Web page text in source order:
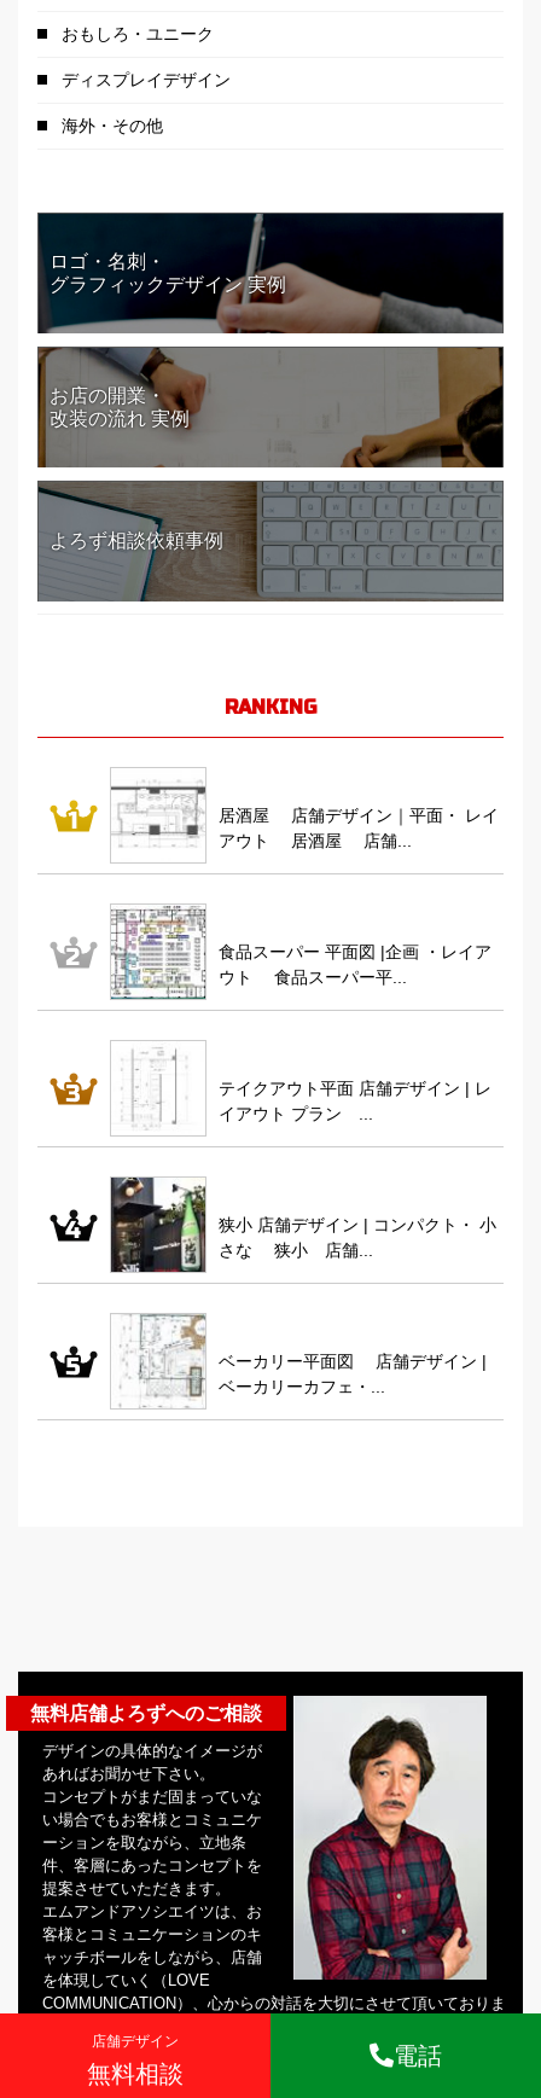
店舗デザイン
無料相談
電話
おもしろ・ユニーク
ディスプレイデザイン
海外・その他
ロゴ・名刺・
グラフィックデザイン 実例
お店の開業・
改装の流れ 実例
よろず相談依頼事例
RANKING
居酒屋 店舗デザイン｜平面・ レイ
アウト 居酒屋 店舗...
食品スーパー 平面図 |企画 ・レイア
ウト 食品スーパー平...
テイクアウト平面 店舗デザイン | レ
イアウト プラン ...
狭小 店舗デザイン | コンパクト・ 小
さな 狭小 店舗...
ベーカリー平面図 店舗デザイン |
ベーカリーカフェ・...
無料店舗よろずへのご相談
デザインの具体的なイメージが
あればお聞かせ下さい。
コンセプトがまだ固まっていな
い場合でもお客様とコミュニケ
ーションを取ながら、立地条
件、客層にあったコンセプトを
提案させていただきます。
エムアンドアソシエイツは、お
客様とコミュニケーションのキ
ャッチボールをしながら、店舗
を体現していく（LOVE
COMMUNICATION）、心からの対話を大切にさせて頂いておりま
まずは御連絡下さい。どのような質問、お悩みでも御相談に応じ
ます。